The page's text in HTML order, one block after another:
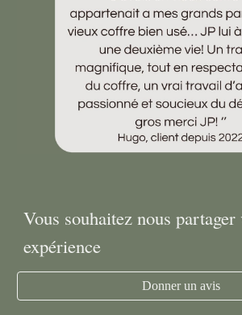
Vous souhaitez nous partager
expérience
Donner un avis